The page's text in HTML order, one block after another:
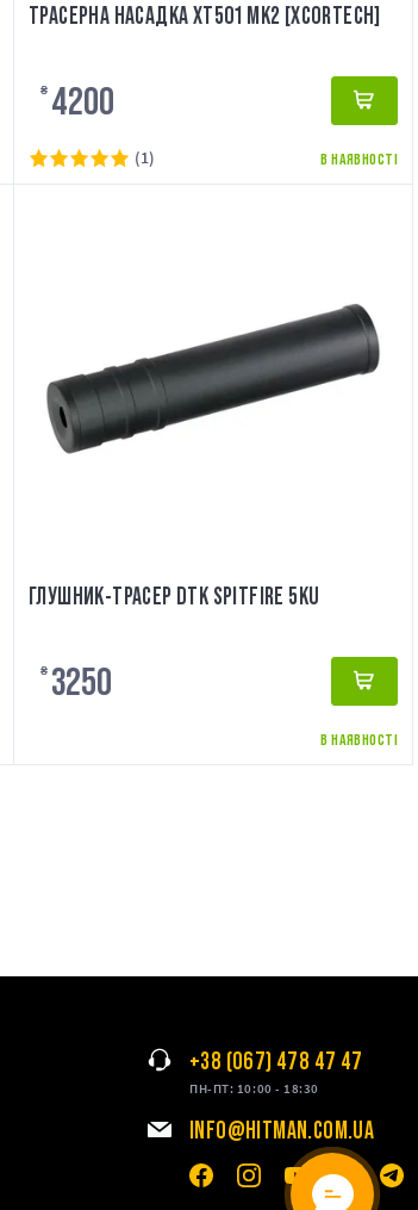
ТРАСЕРНА НАСАДКА XT501 MK2 [XCORTECH]
₴ 4200
В НАЯВНОСТІ
(1)
ГЛУШНИК-ТРАСЕР DTK SPITFIRE 5KU
₴ 3250
В НАЯВНОСТІ
+38 (067) 478 47 47
ПН-ПТ: 10:00 - 18:30
INFO@HITMAN.COM.UA